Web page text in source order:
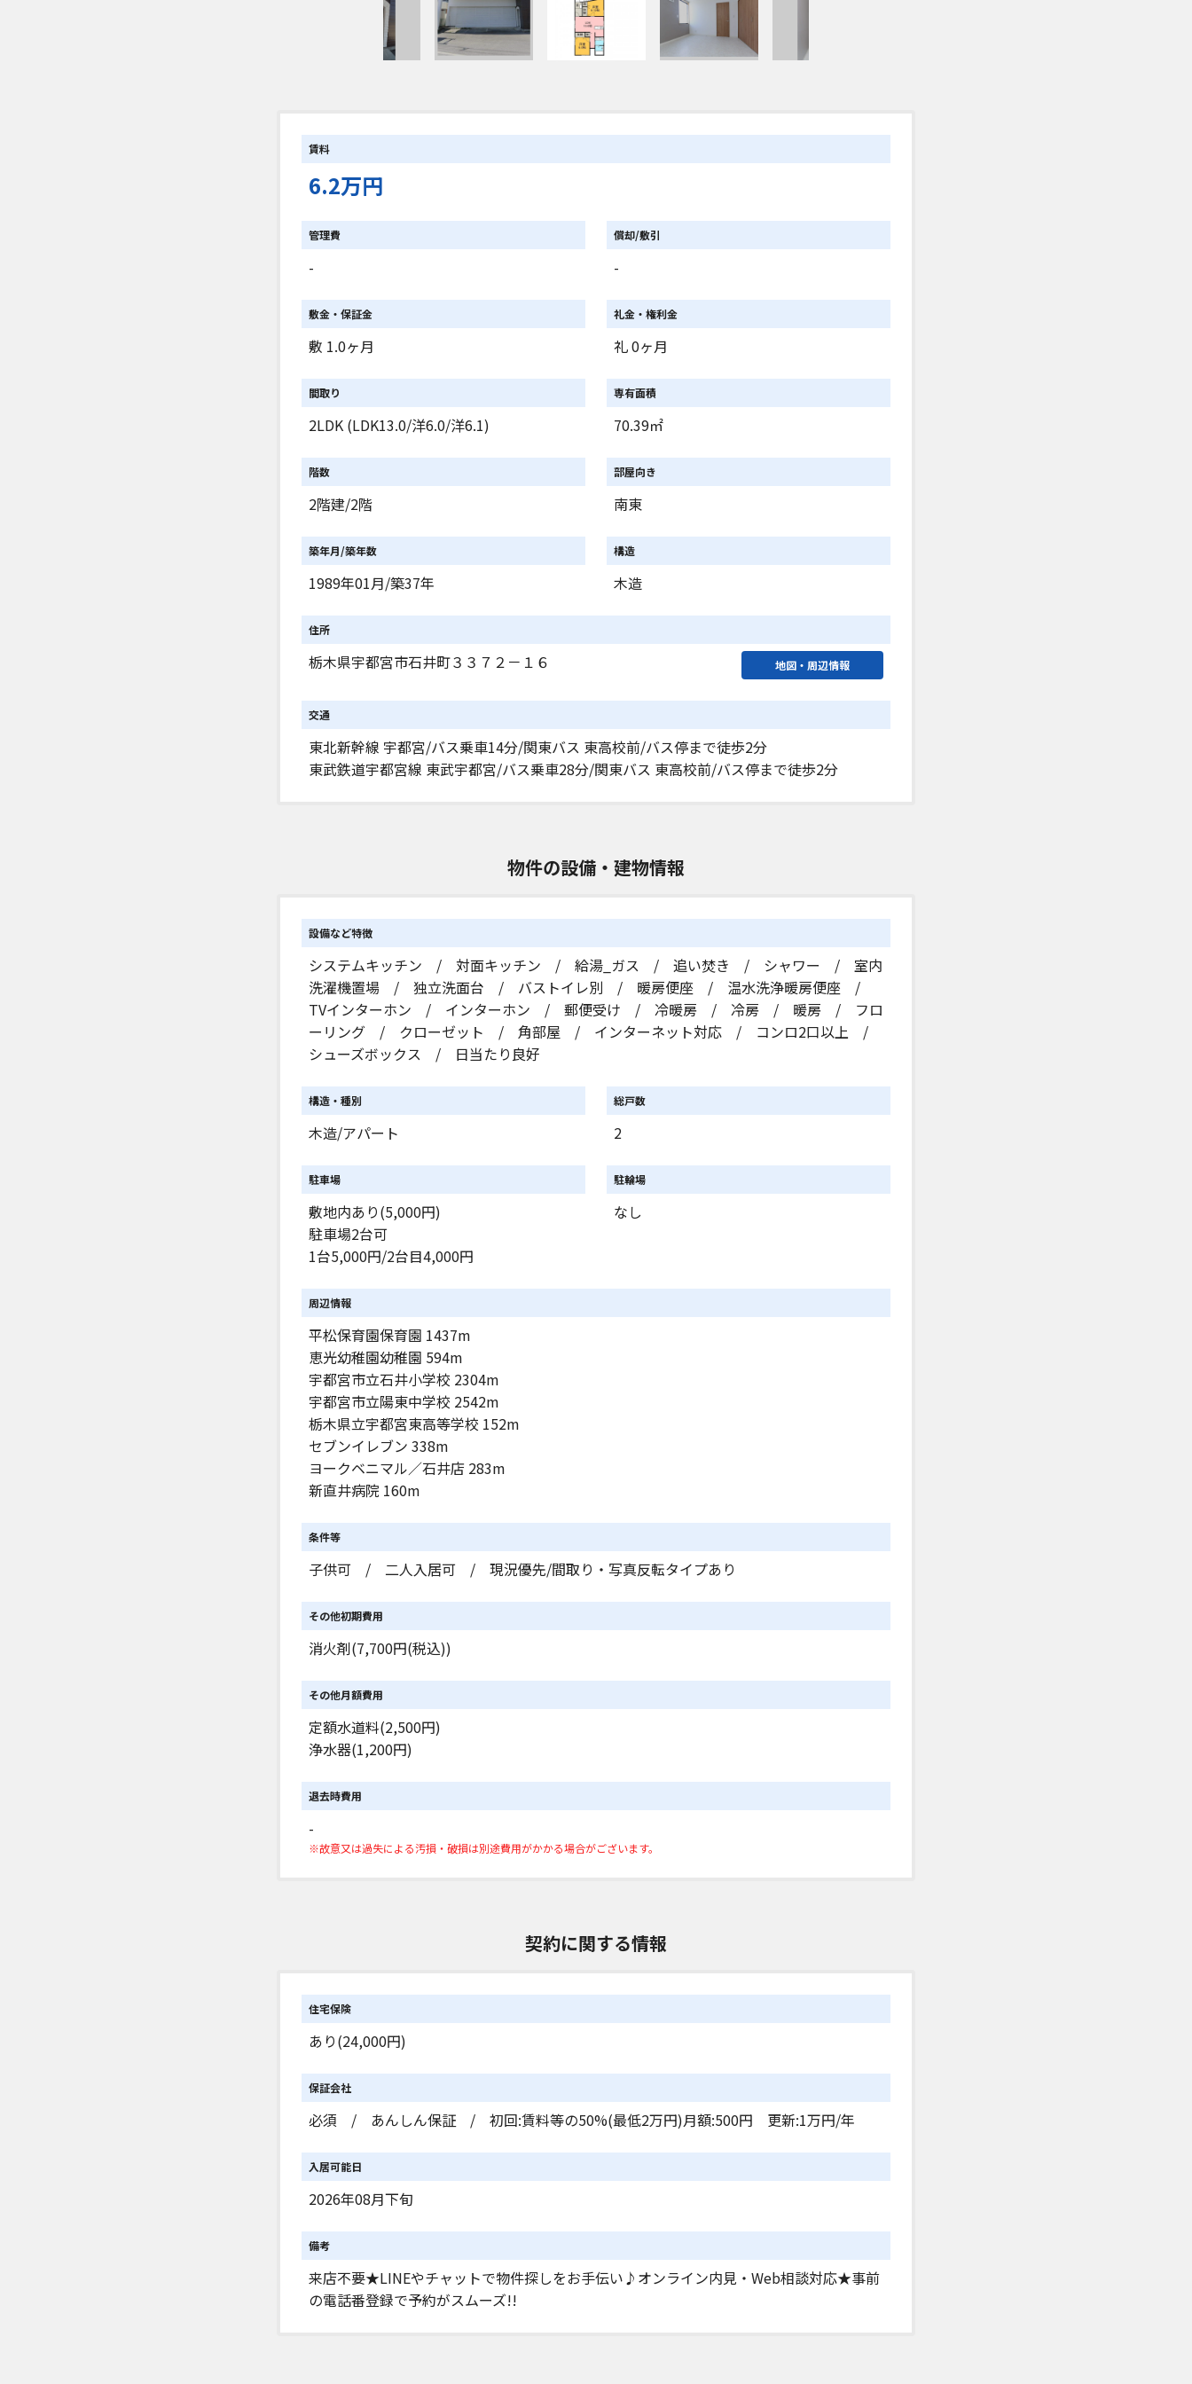
賃料
6.2万円
管理費
-
償却/敷引
-
敷金・保証金
敷 1.0ヶ月
礼金・権利金
礼 0ヶ月
間取り
2LDK (LDK13.0/洋6.0/洋6.1)
専有面積
70.39㎡
階数
2階建/2階
部屋向き
南東
築年月/築年数
1989年01月/築37年
構造
木造
住所
栃木県宇都宮市石井町３３７２－１６ 地図・周辺情報
交通
東北新幹線 宇都宮/バス乗車14分/関東バス 東高校前/バス停まで徒歩2分
東武鉄道宇都宮線 東武宇都宮/バス乗車28分/関東バス 東高校前/バス停まで徒歩2分
物件の設備・建物情報
設備など特徴
システムキッチン / 対面キッチン / 給湯_ガス / 追い焚き / シャワー / 室内
洗濯機置場 / 独立洗面台 / バストイレ別 / 暖房便座 / 温水洗浄暖房便座 /
TVインターホン / インターホン / 郵便受け / 冷暖房 / 冷房 / 暖房 / フロ
ーリング / クローゼット / 角部屋 / インターネット対応 / コンロ2口以上 /
シューズボックス / 日当たり良好
構造・種別
木造/アパート
総戸数
2
駐車場
敷地内あり(5,000円)
駐車場2台可
1台5,000円/2台目4,000円
駐輪場
なし
周辺情報
平松保育園保育園 1437m
恵光幼稚園幼稚園 594m
宇都宮市立石井小学校 2304m
宇都宮市立陽東中学校 2542m
栃木県立宇都宮東高等学校 152m
セブンイレブン 338m
ヨークベニマル／石井店 283m
新直井病院 160m
条件等
子供可 / 二人入居可 / 現況優先/間取り・写真反転タイプあり
その他初期費用
消火剤(7,700円(税込))
その他月額費用
定額水道料(2,500円)
浄水器(1,200円)
退去時費用
-
※故意又は過失による汚損・破損は別途費用がかかる場合がございます。
契約に関する情報
住宅保険
あり(24,000円)
保証会社
必須 / あんしん保証 / 初回:賃料等の50%(最低2万円)月額:500円 更新:1万円/年
入居可能日
2026年08月下旬
備考
来店不要★LINEやチャットで物件探しをお手伝い♪オンライン内見・Web相談対応★事前
の電話番登録で予約がスムーズ!!